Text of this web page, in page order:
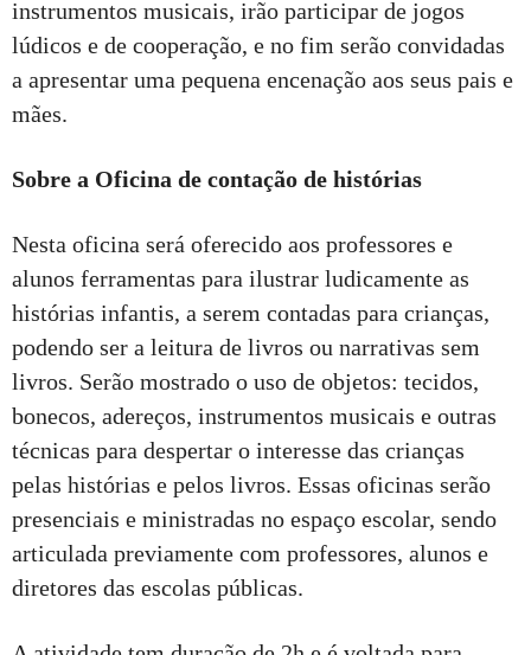
instrumentos musicais, irão participar de jogos
lúdicos e de cooperação, e no fim serão convidadas
a apresentar uma pequena encenação aos seus pais e
mães.
Sobre a Oficina de contação de histórias
Nesta oficina será oferecido aos professores e
alunos ferramentas para ilustrar ludicamente as
histórias infantis, a serem contadas para crianças,
podendo ser a leitura de livros ou narrativas sem
livros. Serão mostrado o uso de objetos: tecidos,
bonecos, adereços, instrumentos musicais e outras
técnicas para despertar o interesse das crianças
pelas histórias e pelos livros. Essas oficinas serão
presenciais e ministradas no espaço escolar, sendo
articulada previamente com professores, alunos e
diretores das escolas públicas.